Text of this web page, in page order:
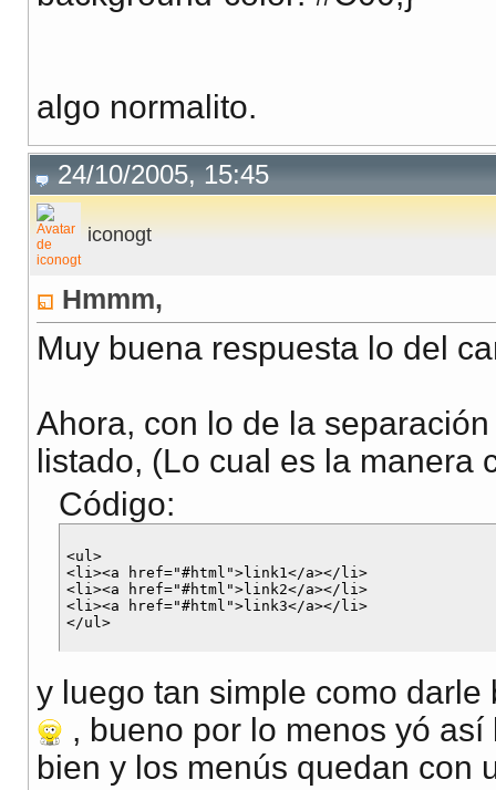
algo normalito.
24/10/2005, 15:45
iconogt
Hmmm,
Muy buena respuesta lo del
Ahora, con lo de la
listado, (Lo cual es la manera
Código:
<ul>
<li><a href="#html">link1</a></li>
<li><a href="#html">link2</a></li>
<li><a href="#html">link3</a></li>
y luego tan simple como
, bueno por lo menos yó
bien y los menús quedan con